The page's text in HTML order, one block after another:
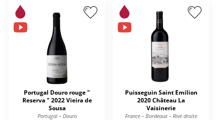
Portugal Douro rouge "
Reserva " 2022 Vieira de
Sousa
Portugal – Douro
Puisseguin Saint Emilion
2020 Château La
Vaisinerie
France – Bordeaux – Rive droite